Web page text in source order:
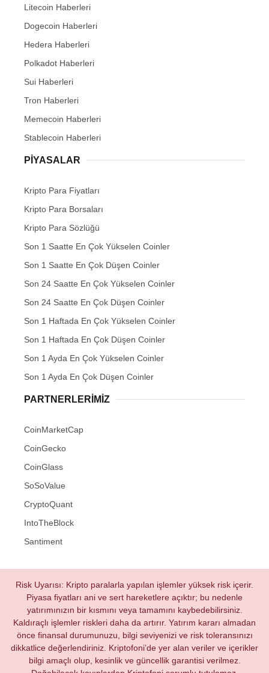
Litecoin Haberleri
Dogecoin Haberleri
Hedera Haberleri
Polkadot Haberleri
Sui Haberleri
Tron Haberleri
Memecoin Haberleri
Stablecoin Haberleri
PIYASALAR
Kripto Para Fiyatları
Kripto Para Borsaları
Kripto Para Sözlüğü
Son 1 Saatte En Çok Yükselen Coinler
Son 1 Saatte En Çok Düşen Coinler
Son 24 Saatte En Çok Yükselen Coinler
Son 24 Saatte En Çok Düşen Coinler
Son 1 Haftada En Çok Yükselen Coinler
Son 1 Haftada En Çok Düşen Coinler
Son 1 Ayda En Çok Yükselen Coinler
Son 1 Ayda En Çok Düşen Coinler
PARTNERLERIMIZ
CoinMarketCap
CoinGecko
CoinGlass
SoSoValue
CryptoQuant
IntoTheBlock
Santiment
Risk Uyarısı: Kripto paralarla yapılan işlemler yüksek risk içerir.
Piyasa fiyatları ani ve sert hareketlere açıktır; bu nedenle
yatırımınızın bir kısmını veya tamamını kaybedebilirsiniz.
Kaldıraçlı işlemler riskleri daha da artırır. Yatırım kararı almadan
önce finansal durumunuzu, bilgi seviyenizi ve risk toleransınızı
dikkatlice değerlendiriniz. Kriptofoni’de yer alan veriler ve içerikler
bilgi amaçlı olup, kesinlik ve güncellik garantisi verilmez.